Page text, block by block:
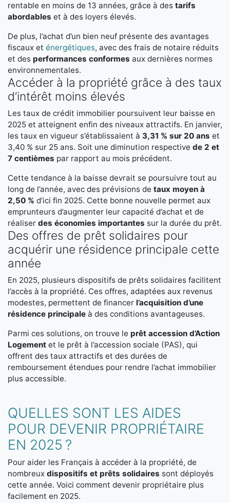
rentable en moins de 13 années, grâce à des tarifs
abordables et à des loyers élevés.
De plus, l’achat d’un bien neuf présente des avantages
fiscaux et énergétiques, avec des frais de notaire réduits
et des performances conformes aux dernières normes
environnementales.
Accéder à la propriété grâce à des taux
d’intérêt moins élevés
Les taux de crédit immobilier poursuivent leur baisse en
2025 et atteignent enfin des niveaux attractifs. En janvier,
les taux en vigueur s’établissaient à 3,31 % sur 20 ans et
3,40 % sur 25 ans. Soit une diminution respective de 2 et
7 centièmes par rapport au mois précédent.
Cette tendance à la baisse devrait se poursuivre tout au
long de l’année, avec des prévisions de taux moyen à
2,50 % d’ici fin 2025. Cette bonne nouvelle permet aux
emprunteurs d’augmenter leur capacité d’achat et de
réaliser des économies importantes sur la durée du prêt.
Des offres de prêt solidaires pour
acquérir une résidence principale cette
année
En 2025, plusieurs dispositifs de prêts solidaires facilitent
l’accès à la propriété. Ces offres, adaptées aux revenus
modestes, permettent de financer l’acquisition d’une
résidence principale à des conditions avantageuses.
Parmi ces solutions, on trouve le prêt accession d’Action
Logement et le prêt à l’accession sociale (PAS), qui
offrent des taux attractifs et des durées de
remboursement étendues pour rendre l’achat immobilier
plus accessible.
QUELLES SONT LES AIDES
POUR DEVENIR PROPRIÉTAIRE
EN 2025 ?
Pour aider les Français à accéder à la propriété, de
nombreux dispositifs et prêts solidaires sont déployés
cette année. Voici comment devenir propriétaire plus
facilement en 2025.